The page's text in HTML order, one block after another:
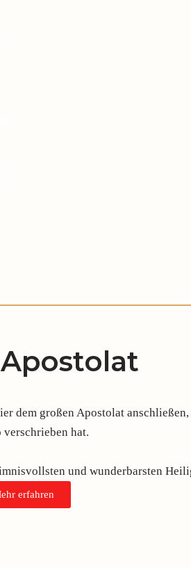
dem großen Apostolat
verschrieben hat.
und wunderbarsten
erfahren